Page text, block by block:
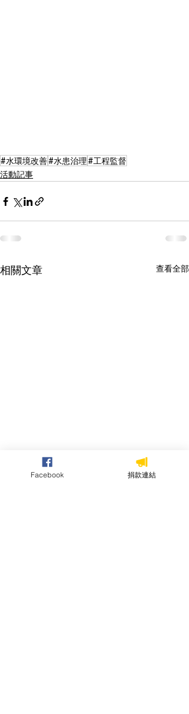
#水環境改善#水患治理#工程監督
活動記事
相關文章 查看全部
Facebook 捐款連結